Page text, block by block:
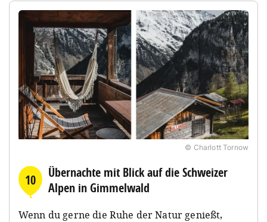
© Charlott Tornow
10
Übernachte mit Blick auf die Schweizer
Alpen in Gimmelwald
Wenn du gerne die Ruhe der Natur genießt,